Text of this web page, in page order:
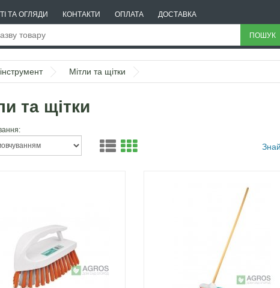
ТА ОГЛЯДИ КОНТАКТИ ОПЛАТА ДОСТАВКА
ПОШУК
Мітли та щітки
та щітки